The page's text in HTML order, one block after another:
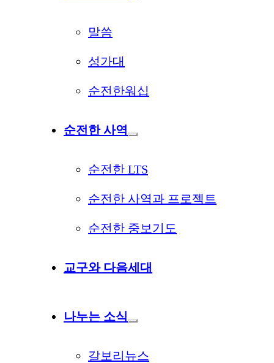
말씀
성가대
순전한워십
순전한 사역
순전한 LTS
순전한 사역과 프로젝트
순전한 중보기도
교구와 다음세대
나누는 소식
갈보리뉴스